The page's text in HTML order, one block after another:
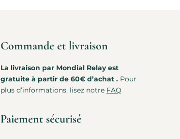
Commande et livraison
La livraison par Mondial Relay est
gratuite à partir de 60€ d’achat .Pour
plus d’informations, lisez notre FAQ
Paiement sécurisé